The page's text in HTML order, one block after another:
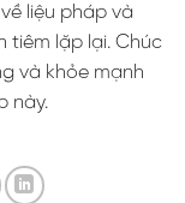
liệu pháp và
tiêm lặp lại. Chúc
và khỏe mạnh
này.